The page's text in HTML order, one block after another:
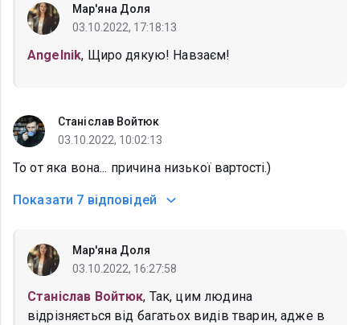
Мар'яна Доля
03.10.2022, 17:18:13
Angelnik, Щиро дякую! Навзаєм!
Станіслав Войтюк
03.10.2022, 10:02:13
То от яка вона... причина низької вартості.)
Показати 7 відповідей
Мар'яна Доля
03.10.2022, 16:27:58
Станіслав Войтюк, Так, цим людина
відрізняється від багатьох видів тварин, адже в